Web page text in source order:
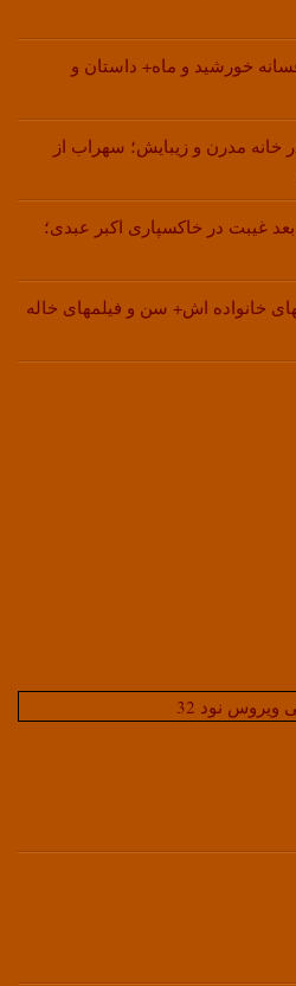
خورشید و ماه+ داستان و
مدرن و زیبایش؛ سهراب از
غیبت در خاکسپاری اکبر عبدی؛
خانواده اش+ سن و فیلمهای خاله
ویروس نود 32